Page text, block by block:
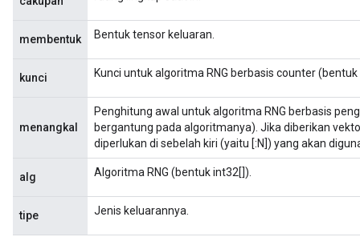
membentuk Bentuk tensor keluaran.
kunci Kunci untuk algoritma RNG berbasis counter
menangkal
Penghitung awal untuk algoritma RNG berbasis
bergantung pada algoritmanya). Jika diberikan
diperlukan di sebelah kiri (yaitu [:N]) yang akan
alg Algoritma RNG (bentuk int32[]).
tipe Jenis keluarannya.